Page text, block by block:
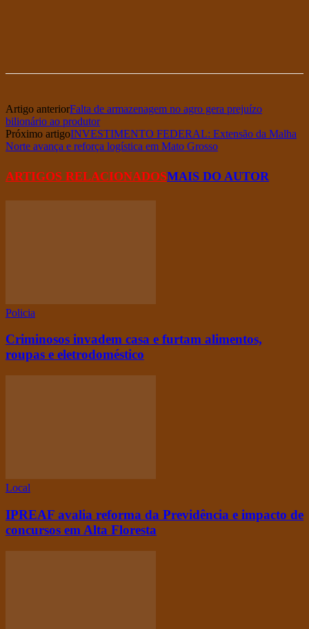
Artigo anteriorFalta de armazenagem no agro gera prejuízo
bilionário ao produtor
Próximo artigoINVESTIMENTO FEDERAL: Extensão da Malha
Norte avança e reforça logística em Mato Grosso
ARTIGOS RELACIONADOSMAIS DO AUTOR
Policia
Criminosos invadem casa e furtam alimentos,
roupas e eletrodoméstico
Local
IPREAF avalia reforma da Previdência e impacto de
concursos em Alta Floresta